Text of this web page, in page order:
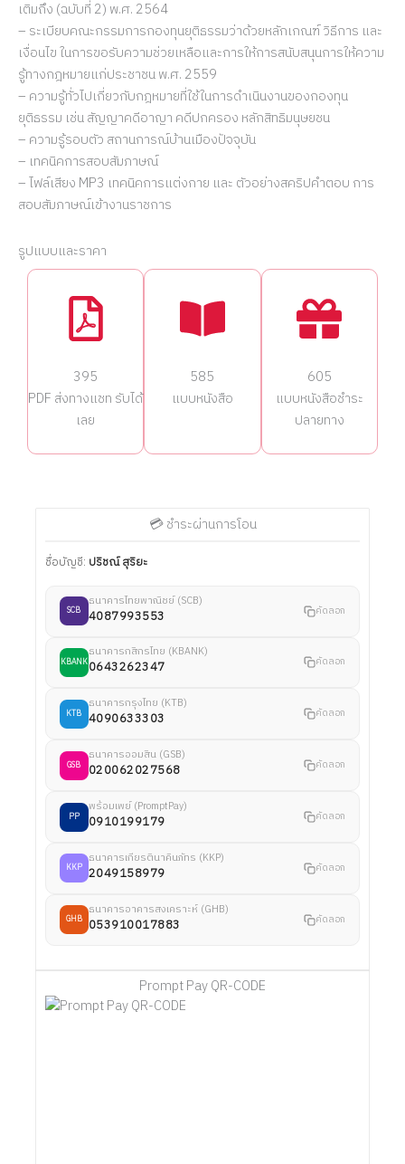
เติมถึง (ฉบับที่ 2) พ.ศ. 2564
– ระเบียบคณะกรรมการกองทุนยุติธรรมว่าด้วยหลักเกณฑ์ วิธีการ และ
เงื่อนไข ในการขอรับความช่วยเหลือและการให้การสนับสนุนการให้ความ
รู้ทางกฎหมายแก่ประชาชน พ.ศ. 2559
– ความรู้ทั่วไปเกี่ยวกับกฎหมายที่ใช้ในการดำเนินงานของกองทุน
ยุติธรรม เช่น สัญญาคดีอาญา คดีปกครอง หลักสิทธิมนุษยชน
– ความรู้รอบตัว สถานการณ์บ้านเมืองปัจจุบัน
– เทคนิคการสอบสัมภาษณ์
– ไฟล์เสียง MP3 เทคนิคการแต่งกาย และ ตัวอย่างสคริปคำตอบ การ
สอบสัมภาษณ์เข้างานราชการ
รูปแบบและราคา
395
PDF ส่งทางแชท รับได้
เลย
585
แบบหนังสือ
605
แบบหนังสือชำระ
ปลายทาง
💳 ชำระผ่านการโอน
ชื่อบัญชี: ปริชณ์ สุริยะ
SCB
ธนาคารไทยพาณิชย์ (SCB)
4087993553 คัดลอก
KBANK
ธนาคารกสิกรไทย (KBANK)
0643262347 คัดลอก
KTB
ธนาคารกรุงไทย (KTB)
4090633303 คัดลอก
GSB
ธนาคารออมสิน (GSB)
020062027568 คัดลอก
PP
พร้อมเพย์ (PromptPay)
0910199179 คัดลอก
KKP
ธนาคารเกียรตินาคินภัทร (KKP)
2049158979 คัดลอก
GHB
ธนาคารอาคารสงเคราะห์ (GHB)
053910017883 คัดลอก
Prompt Pay QR-CODE